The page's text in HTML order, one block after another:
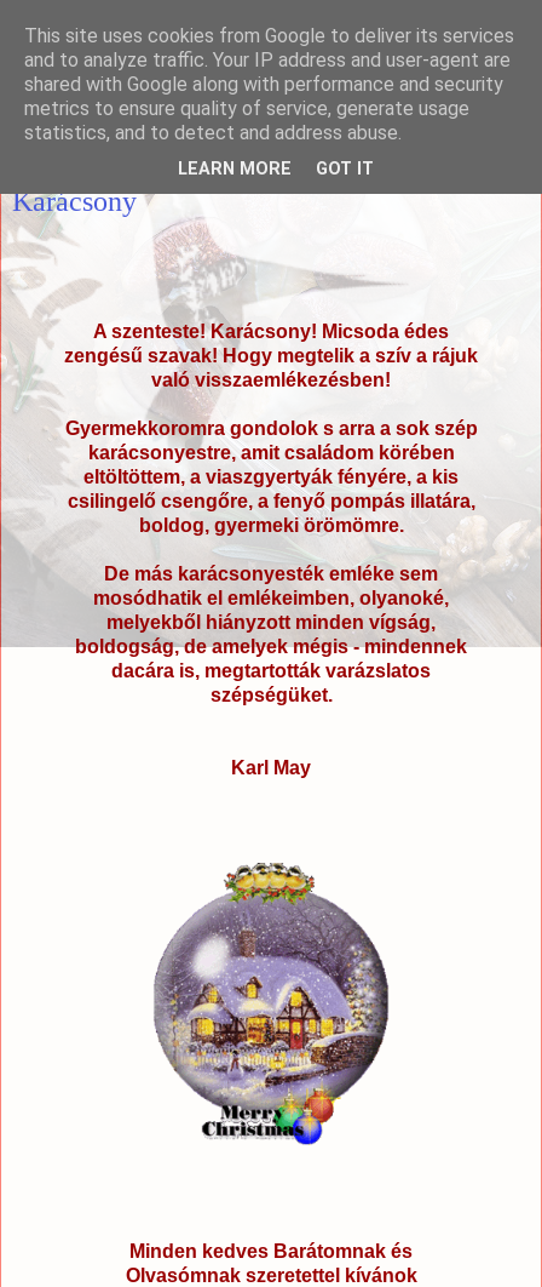
Házias konyha
Karácsony
A szenteste! Karácsony! Micsoda édes
zengésű szavak! Hogy megtelik a szív a rájuk
való visszaemlékezésben!
Gyermekkoromra gondolok s arra a sok szép
karácsonyestre, amit családom körében
eltöltöttem, a viaszgyertyák fényére, a kis
csilingelő csengőre, a fenyő pompás illatára,
boldog, gyermeki örömömre.
De más karácsonyesték emléke sem
mosódhatik el emlékeimben, olyanoké,
melyekből hiányzott minden vígság,
boldogság, de amelyek mégis - mindennek
dacára is, megtartották varázslatos
szépségüket.
Karl May
Minden kedves Barátomnak és
Olvasómnak szeretettel kívánok
This site uses cookies from Google to deliver its services
and to analyze traffic. Your IP address and user-agent are
shared with Google along with performance and security
metrics to ensure quality of service, generate usage
statistics, and to detect and address abuse.
LEARN MORE GOT IT